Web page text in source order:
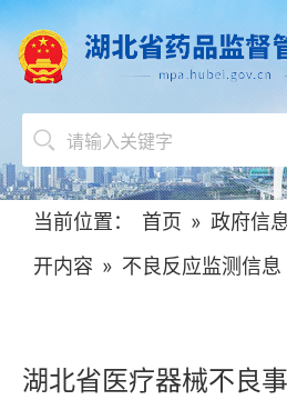
当前位置： 首页 » 政府信
开内容 » 不良反应监测信息
湖北省医疗器械不良